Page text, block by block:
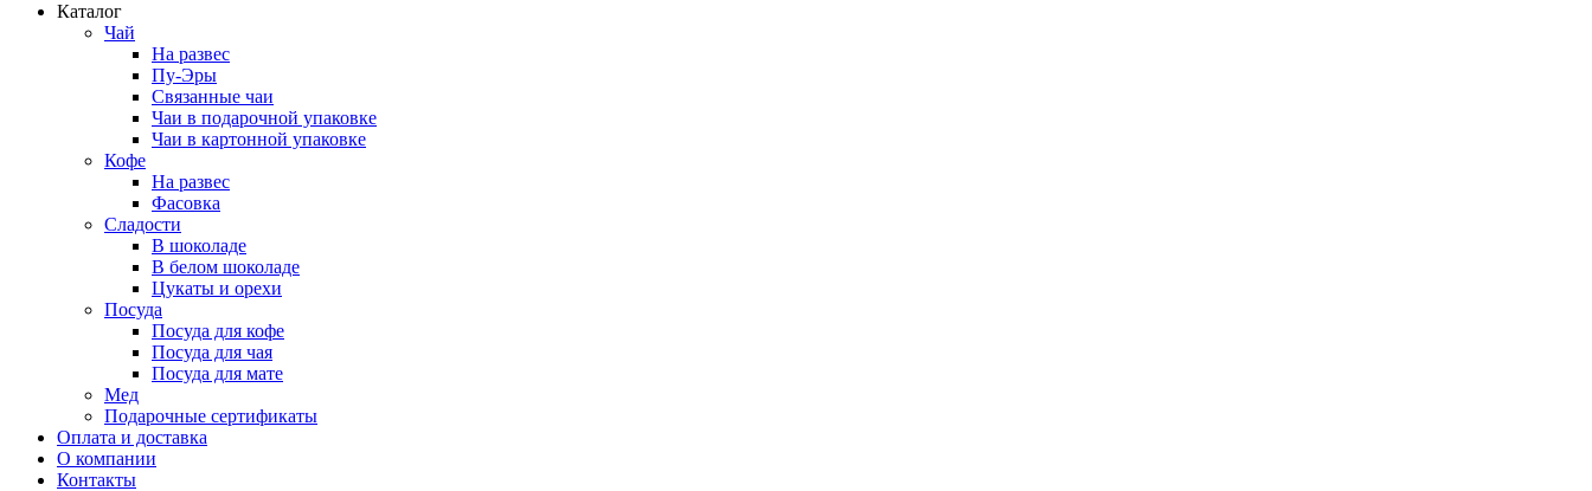
Каталог
Чай
На развес
Пу-Эры
Связанные чаи
Чаи в подарочной упаковке
Чаи в картонной упаковке
Кофе
На развес
Фасовка
Сладости
В шоколаде
В белом шоколаде
Цукаты и орехи
Посуда
Посуда для кофе
Посуда для чая
Посуда для мате
Мед
Подарочные сертификаты
Оплата и доставка
О компании
Контакты